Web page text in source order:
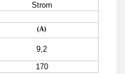
Strom
(A)
9,2
170